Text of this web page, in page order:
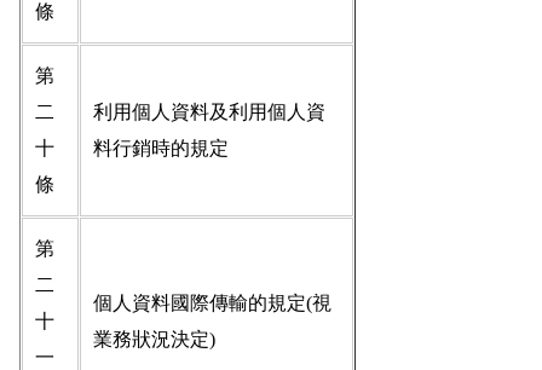
條
第
二
十
條
利用個人資料及利用個人資
料行銷時的規定
第
二
十
一
個人資料國際傳輸的規定(視
業務狀況決定)